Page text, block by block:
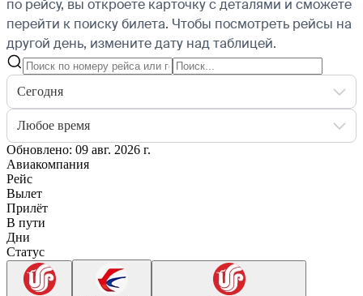
по рейсу, вы откроете карточку с деталями и сможете
перейти к поиску билета. Чтобы посмотреть рейсы на
другой день, измените дату над таблицей.
Сегодня
Любое время
Обновлено: 09 авг. 2026 г.
Авиакомпания
Рейс
Вылет
Прилёт
В пути
Дни
Статус